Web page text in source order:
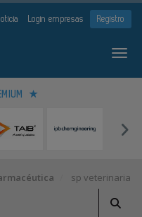
Login empresas Registro
sp veterinaria